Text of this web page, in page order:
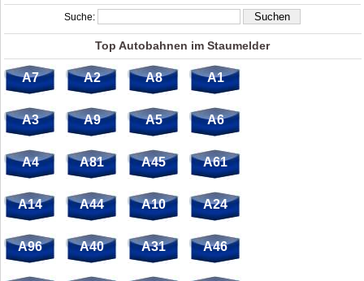
Suche:
Top Autobahnen im Staumelder
A7 A2 A8 A1
A3 A9 A5 A6
A4 A81 A45 A61
A14 A44 A10 A24
A96 A40 A31 A46